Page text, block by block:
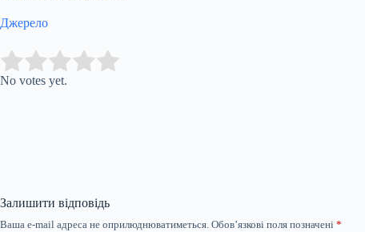
Джерело
Rate this item:
No votes yet.
Залишити відповідь
Ваша e-mail адреса не оприлюднюватиметься. Обов’язкові поля позначені *